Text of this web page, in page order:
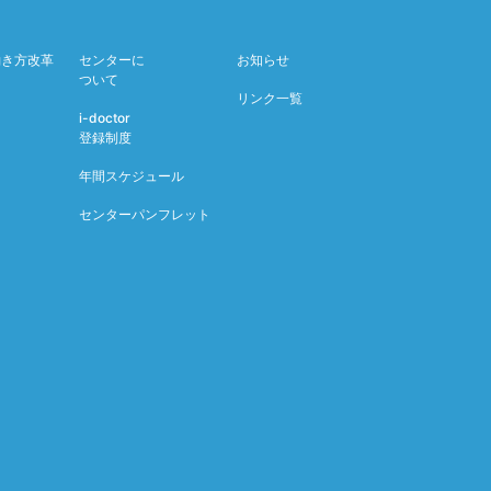
方改革
センターに
ついて
i-doctor
登録制度
年間スケジュール
センターパンフレット
お知らせ
リンク一覧